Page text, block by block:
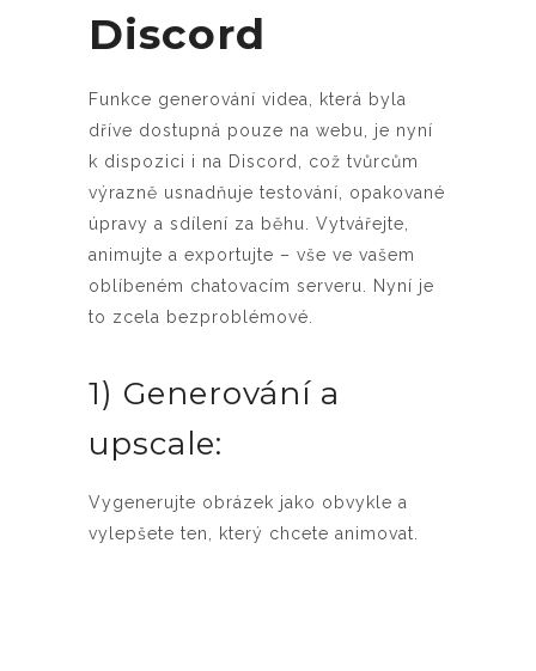
Discord
Funkce generování videa, která byla
dříve dostupná pouze na webu, je nyní
k dispozici i na Discord, což tvůrcům
výrazně usnadňuje testování, opakované
úpravy a sdílení za běhu. Vytvářejte,
animujte a exportujte – vše ve vašem
oblíbeném chatovacím serveru. Nyní je
to zcela bezproblémové.
1) Generování a
upscale:
Vygenerujte obrázek jako obvykle a
vylepšete ten, který chcete animovat.